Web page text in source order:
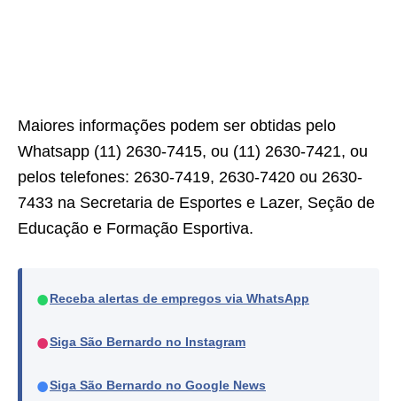
Maiores informações podem ser obtidas pelo
Whatsapp (11) 2630-7415, ou (11) 2630-7421, ou
pelos telefones: 2630-7419, 2630-7420 ou 2630-
7433 na Secretaria de Esportes e Lazer, Seção de
Educação e Formação Esportiva.
● Receba alertas de empregos via WhatsApp
●Siga São Bernardo no Instagram
●Siga São Bernardo no Google News